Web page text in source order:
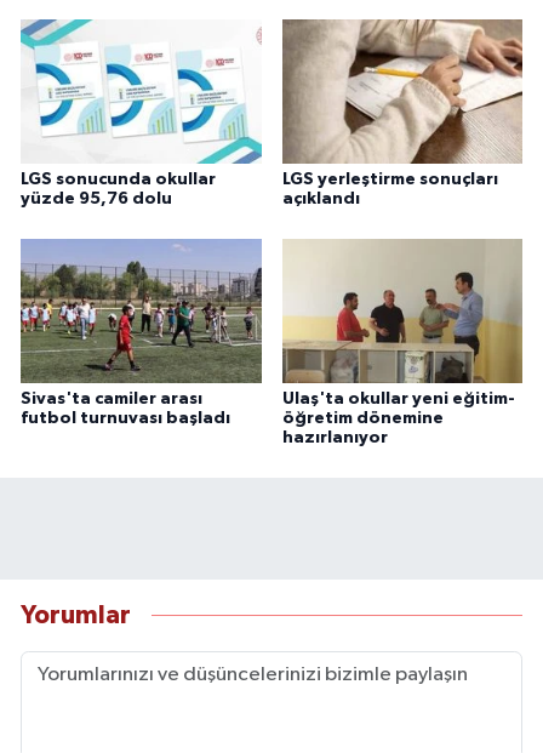
LGS sonucunda okullar
yüzde 95,76 dolu
LGS yerleştirme sonuçları
açıklandı
Sivas'ta camiler arası
futbol turnuvası başladı
Ulaş'ta okullar yeni eğitim-
öğretim dönemine
hazırlanıyor
Yorumlar